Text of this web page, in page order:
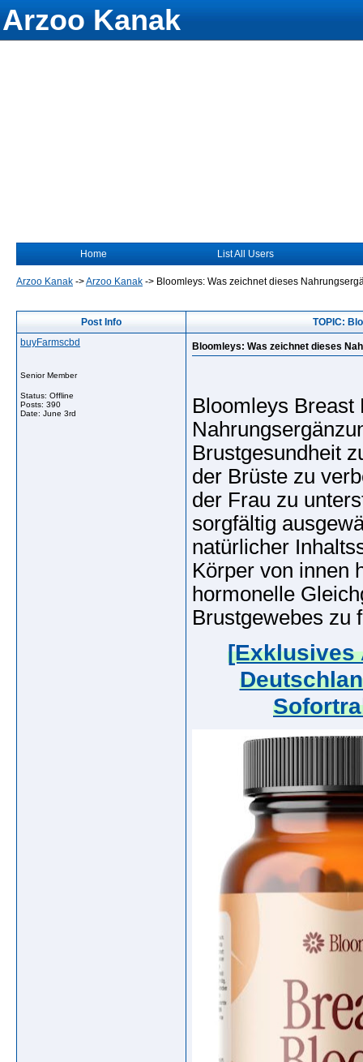
Arzoo Kanak
Home List All Users
Arzoo Kanak ->Arzoo Kanak -> Bloomleys: Was zeichnet dieses
Post Info
TOPIC:
buyFarmscbd
Senior Member
Status: Offline
Posts: 390
Date: June 3rd
Bloomleys: Was zeichnet dieses
Bloomleys Breast
Brustgesundheit
der Brüste zu
der Frau zu
sorgfältig
natürlicher
Körper von innen
hormonelle
Brustgewebes zu
[Exklusives